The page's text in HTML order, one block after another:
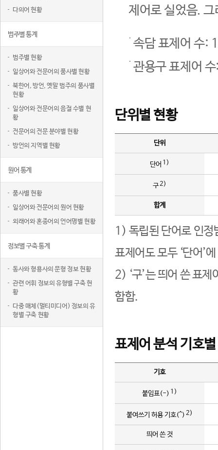
다의어 현황
범주별 통계
범주별 현황
일상어와 전문어의 품사별 현황
북한어, 방언, 옛말 범주의 품사별
현황
일상어와 전문어의 음절 수별 현
황
전문어의 전문 분야별 현황
방언의 지역별 현황
원어 통계
품사별 현황
일상어와 전문어의 원어 현황
외래어와 혼종어의 언어명별 현황
정보별 구축 통계
동사와 형용사의 문형 정보 현황
관련 어휘 정보의 유형별 구축 현
황
다중 매체(멀티미디어) 정보의 유
형별 구축 현황
제어로 실었음.
속담 표제어 수:
관용구 표제어
단위별 현황
단위
단어 1)
구2)
합계
1) 독립된 단어로 인정
표제어도 모두 ‘단어’
2) ‘구’는 띄어 쓴 표
함함.
표제어 분석 기호
기호
붙임표(-) 1)
붙여쓰기 허용 기호(^) 2)
띄어 쓴 것